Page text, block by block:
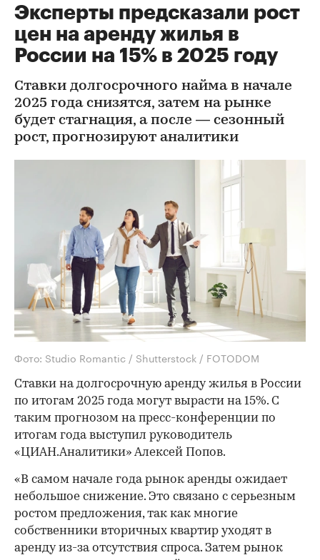
Эксперты предсказали рост
цен на аренду жилья в
России на 15% в 2025 году
Ставки долгосрочного найма в начале
2025 года снизятся, затем на рынке
будет стагнация, а после — сезонный
рост, прогнозируют аналитики
Фото: Studio Romantic / Shutterstock / FOTODOM
Ставки на долгосрочную аренду жилья в России
по итогам 2025 года могут вырасти на 15%. С
таким прогнозом на пресс-конференции по
итогам года выступил руководитель
«ЦИАН.Аналитики» Алексей Попов.
«В самом начале года рынок аренды ожидает
небольшое снижение. Это связано с серьезным
ростом предложения, так как многие
собственники вторичных квартир уходят в
аренду из-за отсутствия спроса. Затем рынок